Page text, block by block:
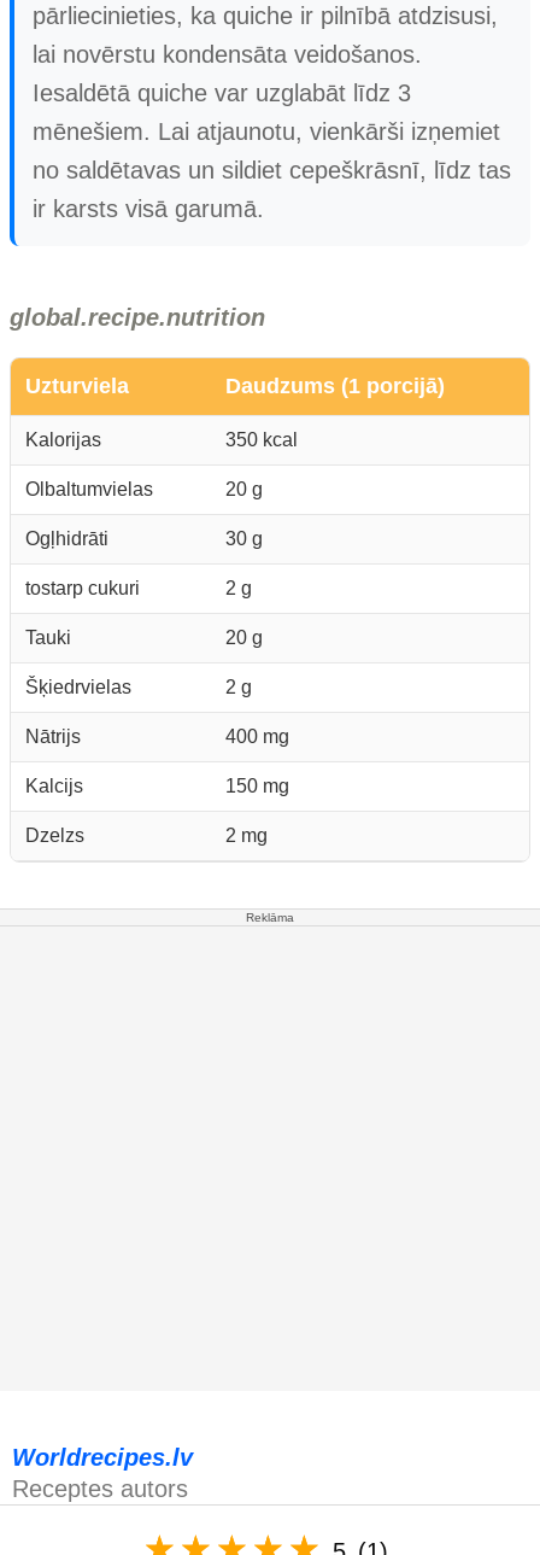
pārliecinieties, ka quiche ir pilnībā atdzisusi,
lai novērstu kondensāta veidošanos.
Iesaldētā quiche var uzglabāt līdz 3
mēnešiem. Lai atjaunotu, vienkārši izņemiet
no saldētavas un sildiet cepeškrāsnī, līdz tas
ir karsts visā garumā.
global.recipe.nutrition
Uzturviela Daudzums (1 porcijā)
Kalorijas 350 kcal
Olbaltumvielas 20 g
Ogļhidrāti 30 g
tostarp cukuri 2 g
Tauki 20 g
Šķiedrvielas 2 g
Nātrijs 400 mg
Kalcijs 150 mg
Dzelzs 2 mg
Reklāma
Worldrecipes.lv
Receptes autors